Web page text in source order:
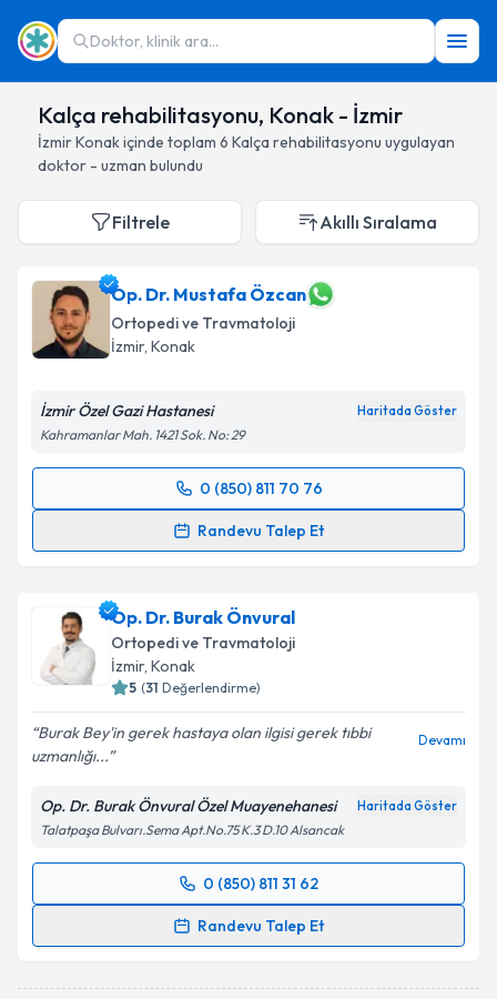
Doktor, klinik ara...
Kalça rehabilitasyonu, Konak - İzmir
İzmirKonakiçinde toplam 6 Kalça rehabilitasyonu uygulayan
doktor - uzman bulundu
Filtrele Akıllı Sıralama
Op. Dr. Mustafa Özcan
Ortopedi ve Travmatoloji
İzmir, Konak
İzmir Özel Gazi Hastanesi Haritada Göster
Kahramanlar Mah. 1421 Sok. No: 29
0 (850) 811 70 76
Randevu Talep Et
Randevu Takvimi Talebi
takvim hazırlandığında e-posta ile bilgilendireceğiz.
E-posta Adresiniz
Metni'ni okudum ve kişisel verilerimin belirtilen
kapsamda işlenmesini kabul ediyorum.
Takvim Talebini Gönder
Op. Dr. Burak Önvural
Ortopedi ve Travmatoloji
İzmir, Konak
5 (31 Değerlendirme)
Burak Bey'in gerek hastaya olan ilgisi gerek tıbbi
uzmanlığı...
Devamı
Op. Dr. Burak Önvural Özel Muayenehanesi Haritada Göster
Talatpaşa Bulvarı.Sema Apt.No.75 K.3 D.10 Alsancak
0 (850) 811 31 62
Randevu Talep Et
Randevu Takvimi Talebi
oluşturun. Size bu uzmandan randevu almanız için bir